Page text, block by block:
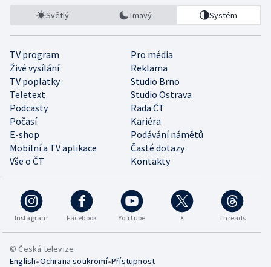
Světlý Tmavý Systém
TV program
Pro média
Živé vysílání
Reklama
TV poplatky
Studio Brno
Teletext
Studio Ostrava
Podcasty
Rada ČT
Počasí
Kariéra
E-shop
Podávání námětů
Mobilní a TV aplikace
Časté dotazy
Vše o ČT
Kontakty
Instagram Facebook YouTube X Threads
© Česká televize
English•Ochrana soukromí•Přístupnost